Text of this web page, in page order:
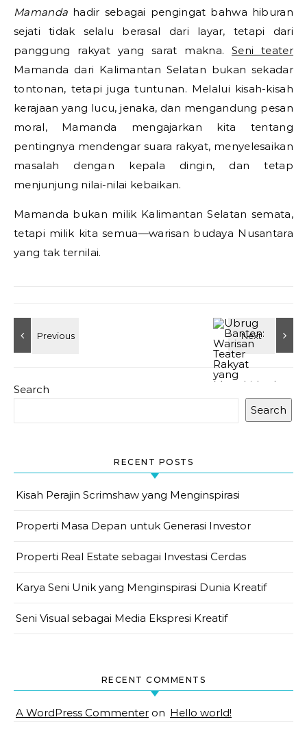
Mamanda hadir sebagai pengingat bahwa hiburan
sejati tidak selalu berasal dari layar, tetapi dari
panggung rakyat yang sarat makna.Seni teater
Mamanda dari Kalimantan Selatan bukan sekadar
tontonan, tetapi juga tuntunan. Melalui kisah-kisah
kerajaan yang lucu, jenaka, dan mengandung pesan
moral, Mamanda mengajarkan kita tentang
pentingnya mendengar suara rakyat, menyelesaikan
masalah dengan kepala dingin, dan tetap
menjunjung nilai-nilai kebaikan.
Mamanda bukan milik Kalimantan Selatan semata,
tetapi milik kita semua—warisan budaya Nusantara
yang tak ternilai.
Search
Search
RECENT POSTS
Kisah Perajin Scrimshaw yang Menginspirasi
Properti Masa Depan untuk Generasi Investor
Properti Real Estate sebagai Investasi Cerdas
Karya Seni Unik yang Menginspirasi Dunia Kreatif
Seni Visual sebagai Media Ekspresi Kreatif
RECENT COMMENTS
A WordPress Commenter on Hello world!